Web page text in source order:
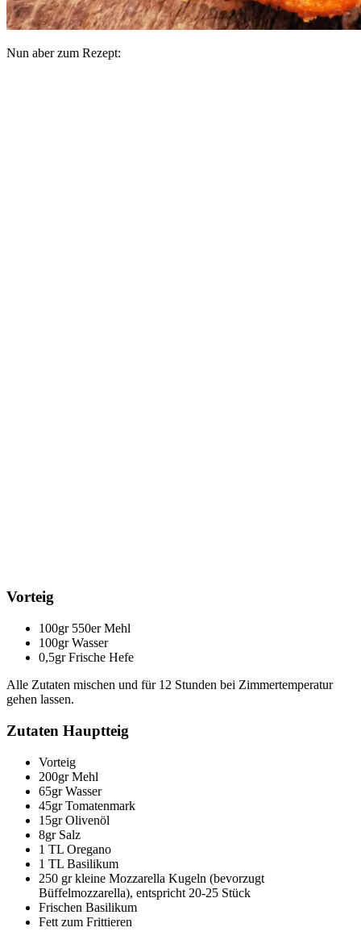
Nun aber zum Rezept:
Vorteig
100gr 550er Mehl
100gr Wasser
0,5gr Frische Hefe
Alle Zutaten mischen und für 12 Stunden bei Zimmertemperatur
gehen lassen.
Zutaten Hauptteig
Vorteig
200gr Mehl
65gr Wasser
45gr Tomatenmark
15gr Olivenöl
8gr Salz
1 TL Oregano
1 TL Basilikum
250 gr kleine Mozzarella Kugeln (bevorzugt
Büffelmozzarella), entspricht 20-25 Stück
Frischen Basilikum
Fett zum Frittieren